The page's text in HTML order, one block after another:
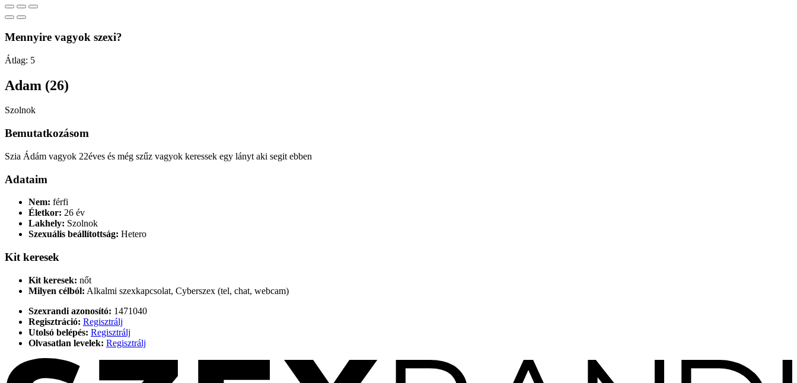
Mennyire vagyok szexi?
Átlag: 5
Adam (26)
Szolnok
Bemutatkozásom
Szia Ádám vagyok 22éves és még szűz vagyok keressek egy lányt aki segit ebben
Adataim
Nem: férfi
Életkor: 26 év
Lakhely: Szolnok
Szexuális beállítottság: Hetero
Kit keresek
Kit keresek: nőt
Milyen célból: Alkalmi szexkapcsolat, Cyberszex (tel, chat, webcam)
Szexrandi azonosító: 1471040
Regisztráció: Regisztrálj
Utolsó belépés: Regisztrálj
Olvasatlan levelek: Regisztrálj